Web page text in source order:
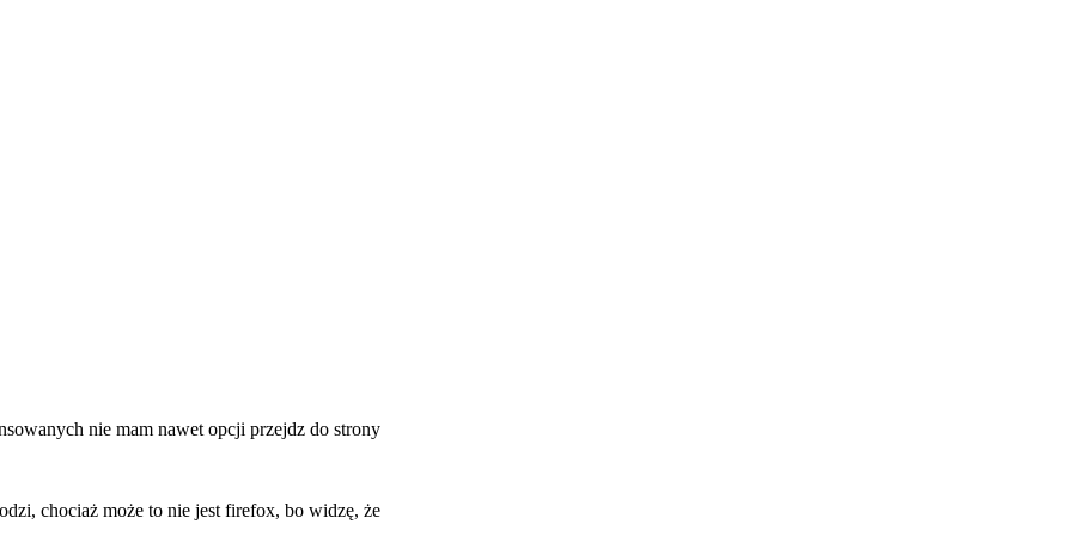
nie mam nawet opcji przejdz do strony
chociaż może to nie jest firefox, bo widzę, że